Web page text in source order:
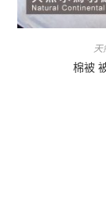
天
棉被